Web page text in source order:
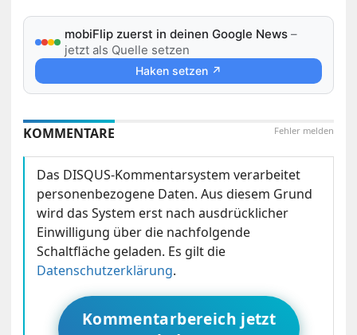
mobiFlip zuerst in deinen Google News –
jetzt als Quelle setzen
Haken setzen ↗
Fehler melden
KOMMENTARE
Das DISQUS-Kommentarsystem verarbeitet
personenbezogene Daten. Aus diesem Grund
wird das System erst nach ausdrücklicher
Einwilligung über die nachfolgende
Schaltfläche geladen. Es gilt die
Datenschutzerklärung.
Kommentarbereich jetzt